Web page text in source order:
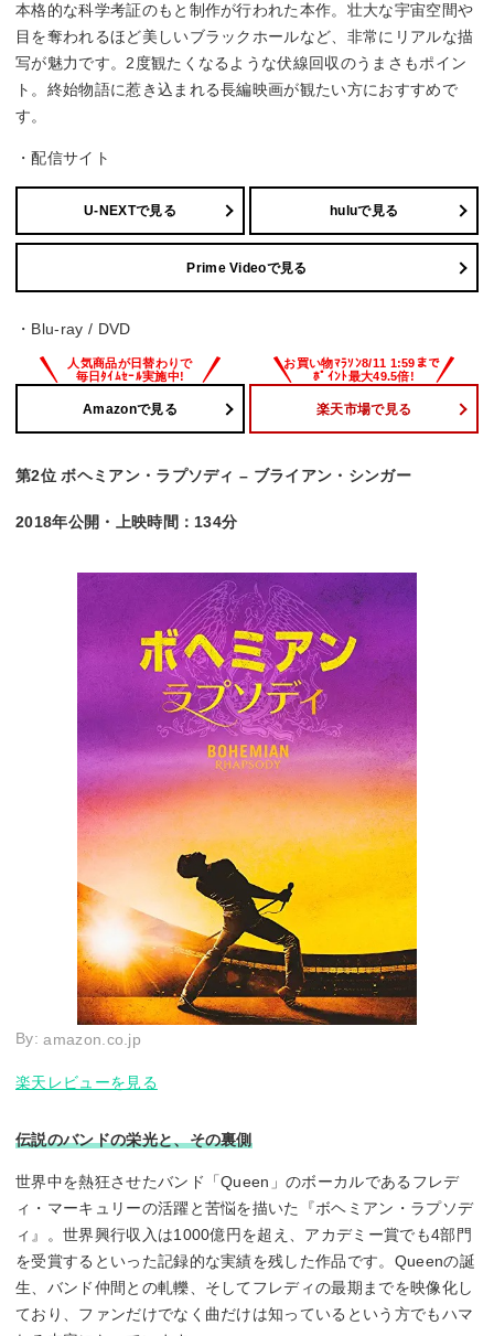
本格的な科学考証のもと制作が行われた本作。壮大な宇宙空間や
目を奪われるほど美しいブラックホールなど、非常にリアルな描
写が魅力です。2度観たくなるような伏線回収のうまさもポイン
ト。終始物語に惹き込まれる長編映画が観たい方におすすめで
す。
・配信サイト
U-NEXTで見る huluで見る
Prime Videoで見る
・Blu-ray / DVD
Amazonで見る 楽天市場で見る
第2位 ボヘミアン・ラプソディ – ブライアン・シンガー
2018年公開・上映時間：134分
By:amazon.co.jp
楽天レビューを見る
伝説のバンドの栄光と、その裏側
世界中を熱狂させたバンド「Queen」のボーカルであるフレデ
ィ・マーキュリーの活躍と苦悩を描いた『ボヘミアン・ラプソデ
ィ』。世界興行収入は1000億円を超え、アカデミー賞でも4部門
を受賞するといった記録的な実績を残した作品です。Queenの誕
生、バンド仲間との軋轢、そしてフレディの最期までを映像化し
ており、ファンだけでなく曲だけは知っているという方でもハマ